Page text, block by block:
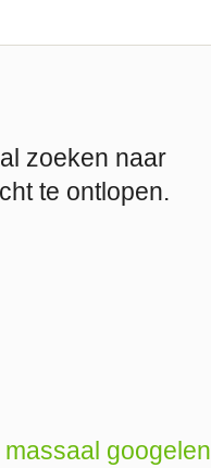
zoeken naar
te ontlopen.
massaal googelen